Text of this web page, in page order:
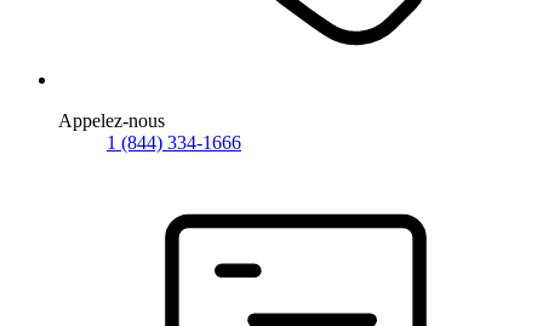
Appelez-nous
1 (844) 334-1666